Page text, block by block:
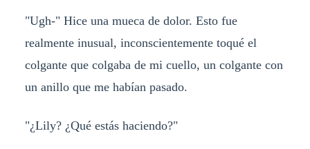
"Ugh-" Hice una mueca de dolor. Esto fue
realmente inusual, inconscientemente toqué el
colgante que colgaba de mi cuello, un colgante con
un anillo que me habían pasado.
"¿Lily? ¿Qué estás haciendo?"